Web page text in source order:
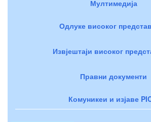
Мултимедија
Одлуке високог
Извјештаји високог
Правни документи
Комуникеи и изјаве